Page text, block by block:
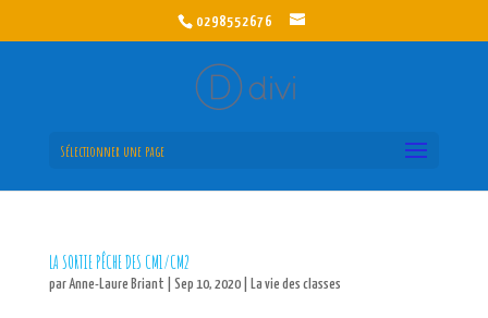
0298552676
Sélectionner une page
LA SORTIE PÊCHE DES CM1/CM2
parAnne-Laure Briant Sep 10, 2020| La vie des classes